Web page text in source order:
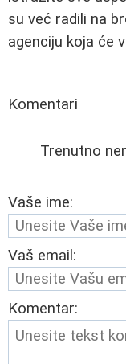
su već radili na
agenciju koja će
Komentari
Trenutno
Vaše ime:
Vaš email:
Komentar: